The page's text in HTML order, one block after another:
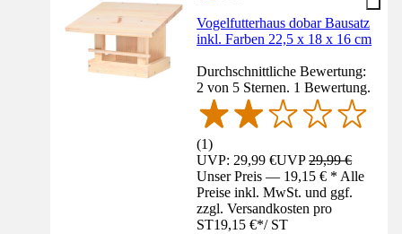
Vogelfutterhaus dobar Bausatz
inkl. Farben 22,5 x 18 x 16 cm
Durchschnittliche Bewertung:
2 von 5 Sternen. 1 Bewertung.
(1)
UVP: 29,99 €UVP29,99 €
Unser Preis — 19,15 € * Alle
Preise inkl. MwSt. und ggf.
zzgl. Versandkosten pro
ST19,15 €*/ ST